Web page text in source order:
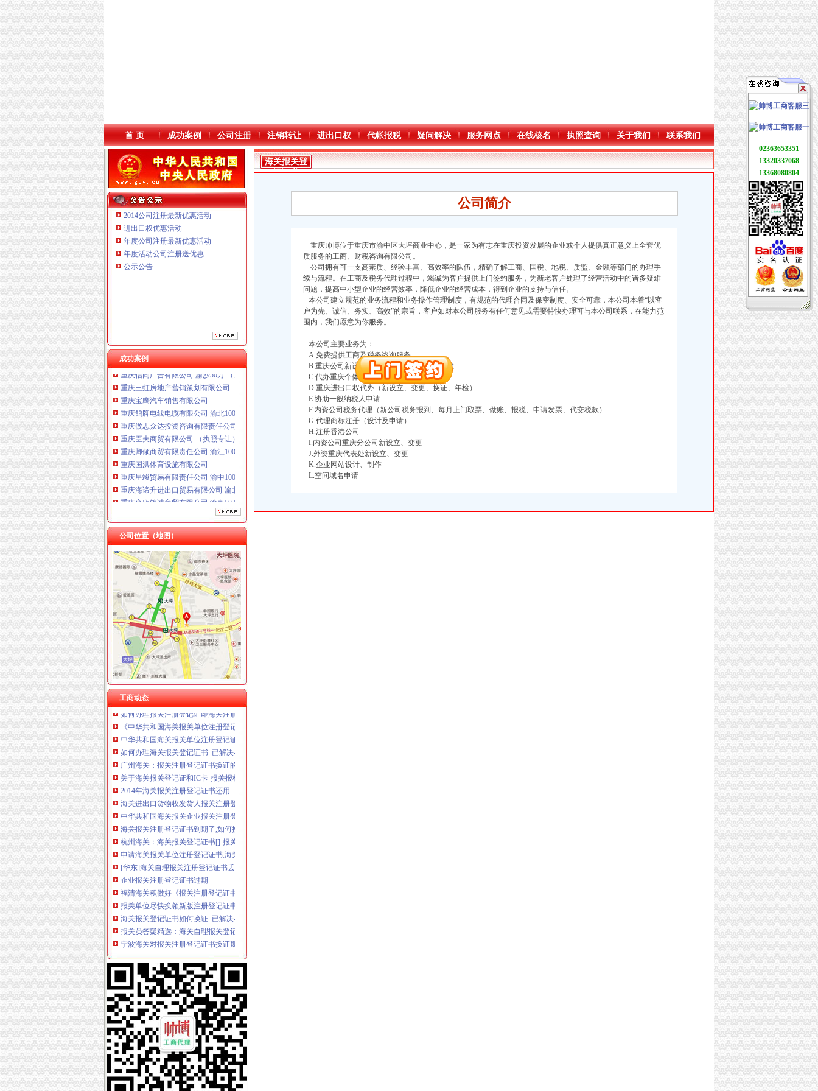
本站导航
首 页 成功案例 公司注册 注销转让 进出口权 代帐报税 疑问解决 服务网点 在线核名 执照查询 关于我们 联系我们
2014公司注册最新优惠活动
进出口权优惠活动
年度公司注册最新优惠活动
年度活动公司注册送优惠
公示公告
成功案例
重庆鸽牌电线电缆有限公司 渝北10010万 (进出口权)
重庆傲志众达投资咨询有限责任公司 渝九1000万 （增资）
重庆海谛升进出口贸易有限公司 渝北100万 （进出口权）
重庆奕欣锦诚商贸有限公司 渝九50万 （工商注册）
重庆信同广告有限公司 渝沙50万 （工商注册）
重庆三虹房地产营销策划有限公司
重庆宝鹰汽车销售有限公司
重庆鸽牌电线电缆有限公司 渝北10010万 (进出口权)
重庆傲志众达投资咨询有限责任公司 渝九1000万 （增资）
重庆臣夫商贸有限公司 （执照专让）
重庆卿倾商贸有限责任公司 渝江100万 （工商注册）
重庆国洪体育设施有限公司
重庆星竣贸易有限责任公司 渝中100万 （进出口权）
重庆海谛升进出口贸易有限公司 渝北100万 （进出口权）
重庆奕欣锦诚商贸有限公司 渝九50万 （工商注册）
重庆信同广告有限公司 渝沙50万 （工商注册）
重庆三虹房地产营销策划有限公司
重庆宝鹰汽车销售有限公司
公司位置（地图）
工商动态
海关报关登记证书
南通海关提醒进出口企业及时变更报关注册登记证书信息__江海
变更人后海关报关注册登记证书要办理变更需要哪些资料？_已解决-
《中华共和国海关报关单位注册登记证书》变更材料
《中华共和国海关报关单位注册登记证书》备案材料
海关进出口货物收发货人报关注册登记证书
关于《海关报关单位注册登记证书》的几个问题.-报关报检-福步外
《中华共和国海关报关企业报关注册登记证书》有效期为几年？
如何办理报关注册登记证即海关注册登记证明？-通关监管海关业务咨
《中华共和国海关报关单位注册登记证书》的有效期是多久？
中华共和国海关报关单位注册登记证书.xls
如何办理海关报关登记证书_已解决-阿里巴巴生意经
广州海关：报关注册登记证书换证的问题
关于海关报关登记证和IC卡-报关报检-福步外贸论坛（FOBBusiness
2014年海关报关注册登记证书还用…-海关百问
海关进出口货物收发货人报关注册登记证书的次办理
中华共和国海关报关企业报关注册登记证书过期_政务咨询_浙江电
海关报关注册登记证书到期了,如何换证？_政务咨询_浙江电子口岸
杭州海关：海关报关登记证书[]-报关员通关指南--育路报关员考
申请海关报关单位注册登记证书,海关报关注册信息年度报告范本,
[华东]海关自理报关注册登记证书丢失-报关报检-福步外贸论坛（FOB
企业报关注册登记证书过期
福清海关积做好《报关注册登记证书》换证工作
报关单位尽快换领新版注册登记证书|海关|报关_凤凰财经
海关报关登记证书如何换证_已解决-阿里巴巴生意经
报关员答疑精选：海关自理报关登记证变更-报关员-环球网校
宁波海关对报关注册登记证书换证期限的规定_海关外贸咨询_新浪博客
一般贸易报关,海关报关注册登记证书应多注意：_第1页_zz
更换海关注册登记证书后仍无报关？-海南省政务服务中心
宁波海关对报关注册登记证书换证期限的规定-通关监管海关业务咨询
海关进出口货物收发货人报关注册登记证书有效期-报关员通关指南--育
拱北海关：咨询报关企业注册登记证延续及换证
关于海关办理IC卡和报关登记证书怎么办理？急-报关报检-福步外贸论
海关进出口货物收发货人报关注册登记证书的次办理
[06-30]哪位YUYU知道海关报关注册登记证在哪里办理换证？？_鹭岛
申请海关报关单位注册登记证书,海关报关注册信息年度报告范本,
海关报关单位注册登记证书-荣誉证书-常州市金坛区环宇科学仪器厂
报关注册登记证书在海关哪个部门办理？-实务问答-中国物流交易中
海关进出口货物收发货人报关注册登记证书过期怎样办理-政民互动群
海关报关登
记证书
公司简介
重庆帅博位于重庆市渝中区大坪商业中心，是一家为有志在重庆投资发展的企业或个人提供真正意义上全套优
质服务的工商、财税咨询有限公司。
公司拥有可一支高素质、经验丰富、高效率的队伍，精确了解工商、国税、地税、质监、金融等部门的办理手
续与流程。在工商及税务代理过程中，竭诚为客户提供上门签约服务，为新老客户处理了经营活动中的诸多疑难
问题，提高中小型企业的经营效率，降低企业的经营成本，得到企业的支持与信任。
本公司建立规范的业务流程和业务操作管理制度，有规范的代理合同及保密制度、安全可靠，本公司本着“以客
户为先、诚信、务实、高效”的宗旨，客户如对本公司服务有任何意见或需要特快办理可与本公司联系，在能力范
围内，我们愿意为你服务。
本公司主要业务为：
A.免费提供工商及税务咨询服务
B.重庆公司新设立、变更、验资、增资、年检
C.代办重庆个体营业执照新设立、变更
D.重庆进出口权代办（新设立、变更、换证、年检）
E.协助一般纳税人申请
F.内资公司税务代理（新公司税务报到、每月上门取票、做账、报税、申请发票、代交税款）
G.代理商标注册（设计及申请）
H.注册香港公司
I.内资公司重庆分公司新设立、变更
J.外资重庆代表处新设立、变更
K.企业网站设计、制作
L.空间域名申请
02363653351
13320337068
13368080804